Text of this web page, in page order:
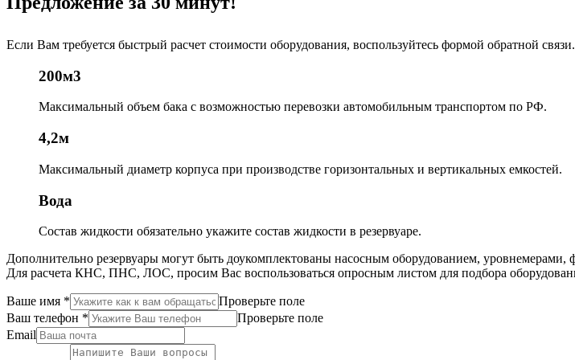
Если Вам требуется быстрый расчет стоимости оборудования, воспользуйтесь формой обратной
200м3
Максимальный объем бака с возможностью перевозки автомобильным транспортом по РФ.
4,2м
Максимальный диаметр корпуса при производстве горизонтальных и вертикальных емкостей.
Вода
Состав жидкости обязательно укажите состав жидкости в резервуаре.
Дополнительно резервуары могут быть доукомплектованы насосным оборудованием,
Для расчета КНС, ПНС, ЛОС, просим Вас воспользоваться опросным листом для подбора
Ваше имя *
Проверьте поле
Ваш телефон *
Проверьте поле
Email